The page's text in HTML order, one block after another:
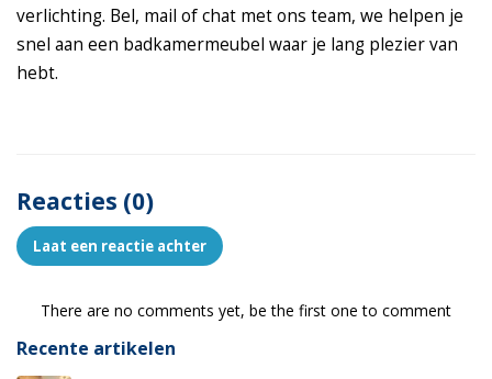
verlichting. Bel, mail of chat met ons team, we helpen je
snel aan een badkamermeubel waar je lang plezier van
hebt.
Reacties (0)
Laat een reactie achter
There are no comments yet, be the first one to comment
Recente artikelen